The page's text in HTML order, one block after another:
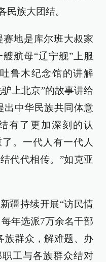
民族大团结。
赛地是库尔班大叔家
航母“辽宁舰”上服
鲁木纪念馆的讲解
上北京”的故事讲给
出中华民族共同体意
有了更加深刻的认
。一代人有一代人
代代相传。”如克亚
疆持续开展“访民情
年选派7万余名干部
族群众，解难题、办
工与各族群众结对